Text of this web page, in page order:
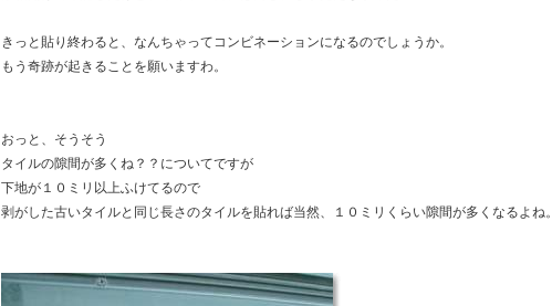
きっと貼り終わると、なんちゃってコンビネーションになるのでしょうか。
もう奇跡が起きることを願いますわ。
おっと、そうそう
タイルの隙間が多くね？？についてですが
下地が１０ミリ以上ふけてるので
剥がした古いタイルと同じ長さのタイルを貼れば当然、１０ミリくらい隙間が多くなるよね。